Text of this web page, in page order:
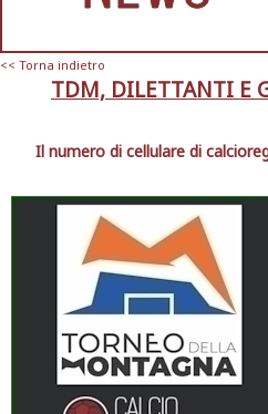
<< Torna indietro
TDM, DILETTANTI E
Il numero di cellulare di